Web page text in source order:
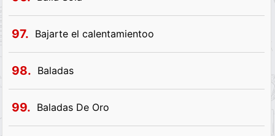
97. Bajarte el calentamientoo
98. Baladas
99. Baladas De Oro